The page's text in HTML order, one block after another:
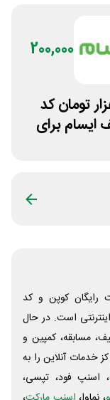
200,000
هزار تومان کد
ایسام برای
رایگان کوپن و کد
است. در حال
مسابقه، کمپین و
خدمات آنلاین را به
، اسنپ فود، تپسی،